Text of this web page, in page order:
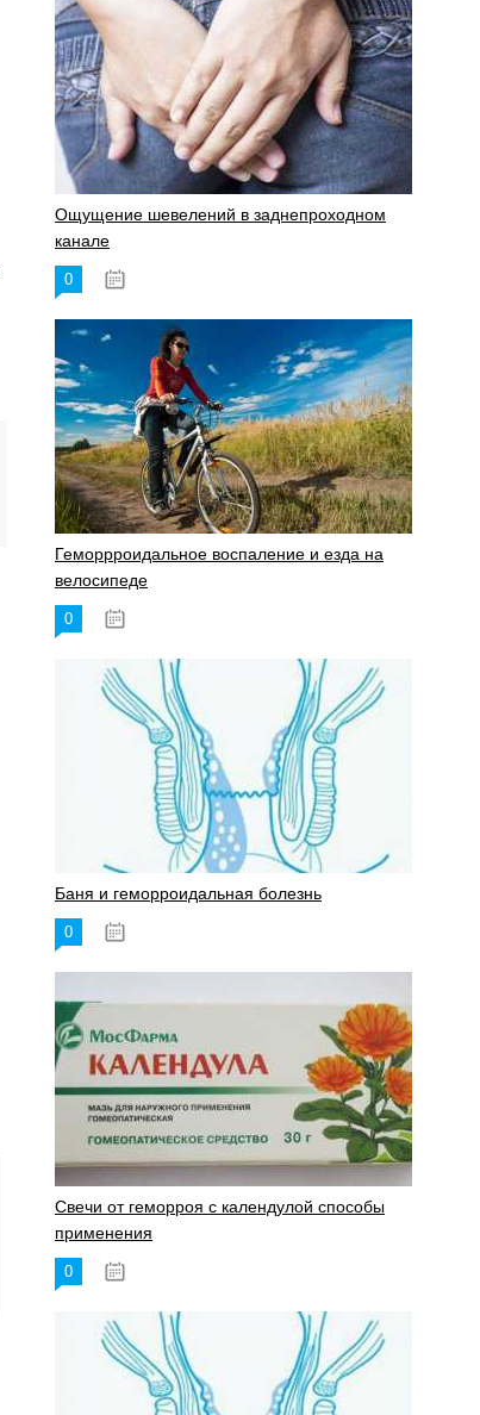
Ощущение шевелений в заднепроходном
канале
0
Геморрроидальное воспаление и езда на
велосипеде
0
Баня и геморроидальная болезнь
0
Свечи от геморроя с календулой способы
применения
0